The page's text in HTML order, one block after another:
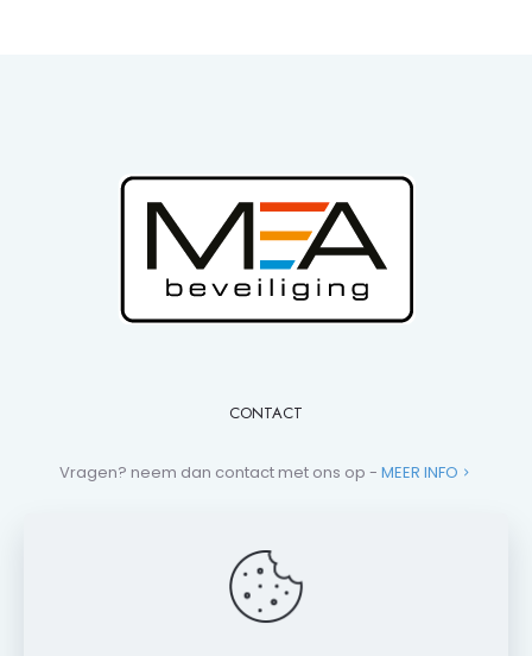
CONTACT
Vragen? neem dan contact met ons op - MEER INFO